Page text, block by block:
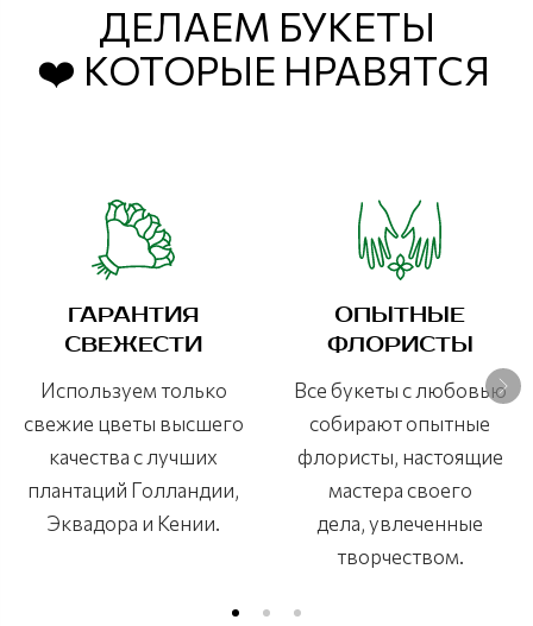
ДЕЛАЕМ БУКЕТЫ
❤️ КОТОРЫЕ НРАВЯТСЯ
ГАРАНТИЯ
СВЕЖЕСТИ
Используем только
свежие цветы высшего
качества с лучших
плантаций Голландии,
Эквадора и Кении.
ОПЫТНЫЕ
ФЛОРИСТЫ
Все букеты с любовью
собирают опытные
флористы, настоящие
мастера своего
дела, увлеченные
творчеством.